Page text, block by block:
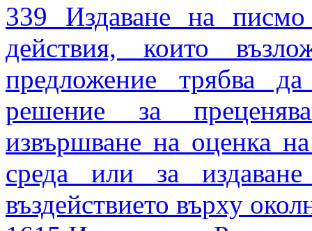
339 Издаване на писмо
действия, които
предложение трябва
решение за
извършване на оценка
среда или за
въздействието върху